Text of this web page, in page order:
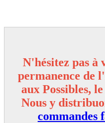
N'hésitez pas à
permanence de
aux Possibles,
Nous y
commandes